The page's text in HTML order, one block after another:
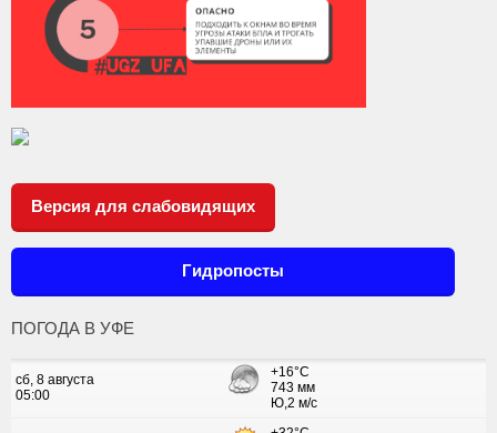
Версия для слабовидящих
Гидропосты
ПОГОДА В УФЕ